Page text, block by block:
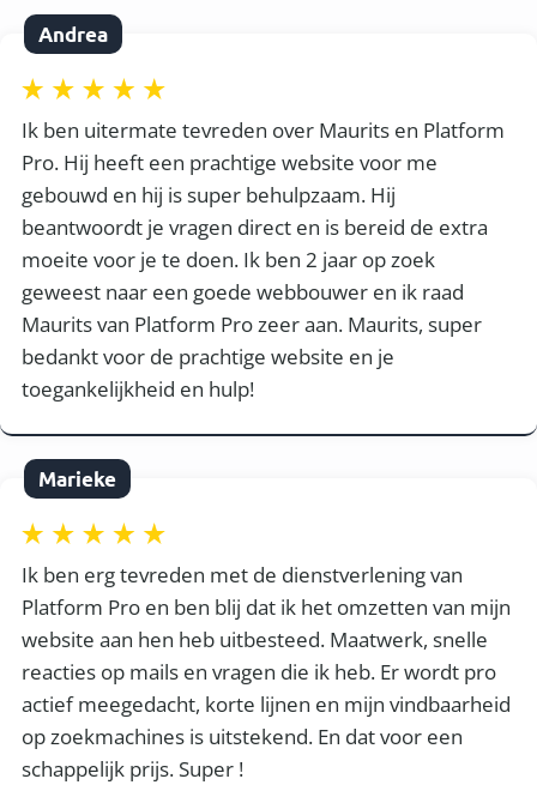
Andrea
Ik ben uitermate tevreden over Maurits en Platform
Pro. Hij heeft een prachtige website voor me
gebouwd en hij is super behulpzaam. Hij
beantwoordt je vragen direct en is bereid de extra
moeite voor je te doen. Ik ben 2 jaar op zoek
geweest naar een goede webbouwer en ik raad
Maurits van Platform Pro zeer aan. Maurits, super
bedankt voor de prachtige website en je
toegankelijkheid en hulp!
Marieke
Ik ben erg tevreden met de dienstverlening van
Platform Pro en ben blij dat ik het omzetten van mijn
website aan hen heb uitbesteed. Maatwerk, snelle
reacties op mails en vragen die ik heb. Er wordt pro
actief meegedacht, korte lijnen en mijn vindbaarheid
op zoekmachines is uitstekend. En dat voor een
schappelijk prijs. Super !